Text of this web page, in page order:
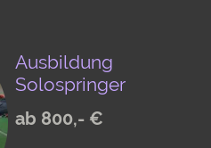
Ausbildung
Solospringer
ab 800,- €